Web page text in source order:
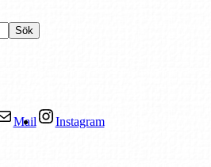
Sök
Mail
Instagram